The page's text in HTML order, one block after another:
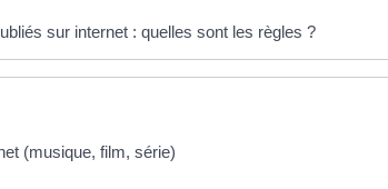
sur internet : quelles sont les règles ?
(musique, film, série)